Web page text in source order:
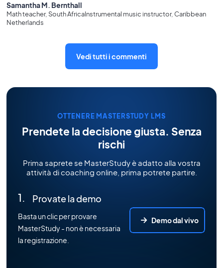
Samantha M. Bernthall
Math teacher, South AfricaInstrumental music instructor, Caribbean
Netherlands
Vedi tutti i commenti
OTTENERE MASTERSTUDY LMS
Prendete la decisione giusta. Senza
rischi
Prima saprete se MasterStudy è adatto alla vostra
attività di coaching online, prima potrete partire.
Provate la demo
Basta un clic per provare
MasterStudy - non è necessaria
la registrazione.
Demo dal vivo